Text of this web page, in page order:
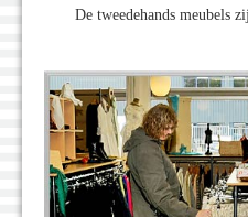
De tweedehands meubels